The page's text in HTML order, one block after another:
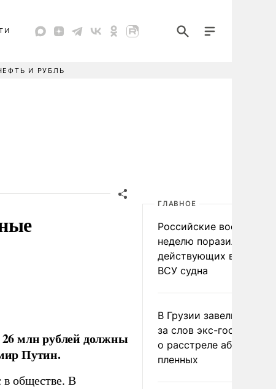
И РУБЛЬ
млн рублей должны
Путин.
в обществе. В
ГЛАВНОЕ
Российские военные за
неделю поразили 34
действующих в
ВСУ судна
В Грузии завели дело
за слов экс-
о расстреле абхазских
пленных